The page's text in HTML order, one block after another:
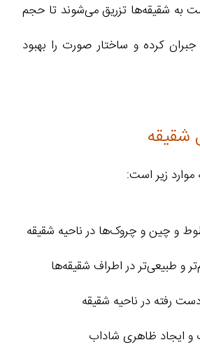
به شقیقه‌ها تزریق می‌شوند تا حجم
کرده و ساختار صورت را بهبود
شقیقه
زیر است:
و چین و چروک‌ها در ناحیه شقیقه
و طبیعی‌تر در اطراف شقیقه‌ها
رفته در ناحیه شقیقه
ایجاد ظاهری شاداب‌